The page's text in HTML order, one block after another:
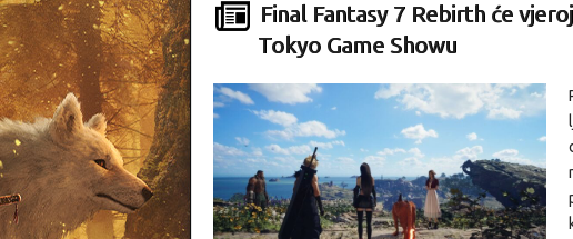
Final Fantasy 7 Rebirth će
Tokyo Game Showu